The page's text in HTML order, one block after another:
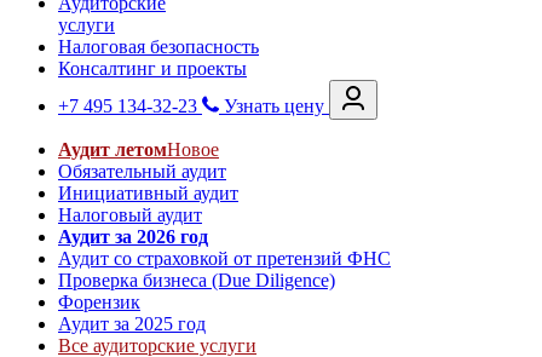
услуги
Налоговая безопасность
Консалтинг и проекты
+7 495 134-32-23
Узнать цену
Аудит летомНовое
Обязательный аудит
Инициативный аудит
Налоговый аудит
Аудит за 2026 год
Аудит со страховкой от претензий ФНС
Проверка бизнеса (Due Diligence)
Форензик
Аудит за 2025 год
Все аудиторские услуги